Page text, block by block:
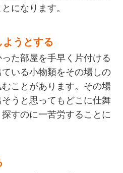
になります。
うとする
た部屋を手早く片付ける
いる小物類をその場しの
ことがあります。その場
うと思ってもどこに仕舞
すのに一苦労することに